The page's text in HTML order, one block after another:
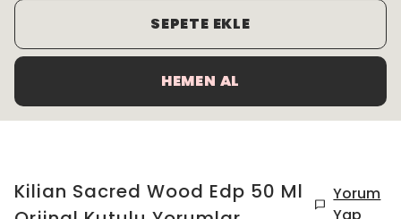
SEPETE EKLE
HEMEN AL
Kilian Sacred Wood Edp 50 Ml
Yorum